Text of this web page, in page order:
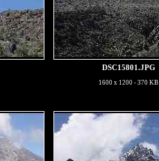
DSC15801.JPG
1600 x 1200 - 370 KB